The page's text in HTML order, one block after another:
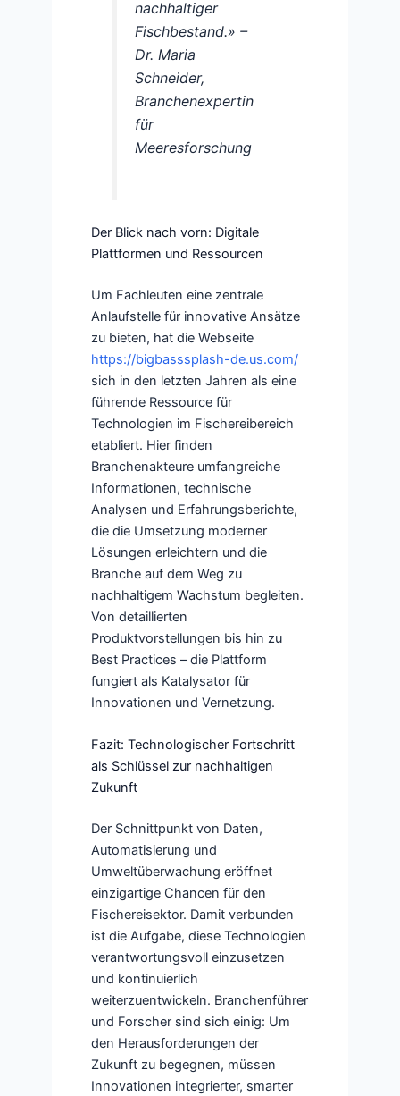
nachhaltiger
Fischbestand.» –
Dr. Maria
Schneider,
Branchenexpertin
für
Meeresforschung
Der Blick nach vorn: Digitale
Plattformen und Ressourcen
Um Fachleuten eine zentrale
Anlaufstelle für innovative Ansätze
zu bieten, hat die Webseite
https://bigbasssplash-de.us.com/
sich in den letzten Jahren als eine
führende Ressource für
Technologien im Fischereibereich
etabliert. Hier finden
Branchenakteure umfangreiche
Informationen, technische
Analysen und Erfahrungsberichte,
die die Umsetzung moderner
Lösungen erleichtern und die
Branche auf dem Weg zu
nachhaltigem Wachstum begleiten.
Von detaillierten
Produktvorstellungen bis hin zu
Best Practices – die Plattform
fungiert als Katalysator für
Innovationen und Vernetzung.
Fazit: Technologischer Fortschritt
als Schlüssel zur nachhaltigen
Zukunft
Der Schnittpunkt von Daten,
Automatisierung und
Umweltüberwachung eröffnet
einzigartige Chancen für den
Fischereisektor. Damit verbunden
ist die Aufgabe, diese Technologien
verantwortungsvoll einzusetzen
und kontinuierlich
weiterzuentwickeln. Branchenführer
und Forscher sind sich einig: Um
den Herausforderungen der
Zukunft zu begegnen, müssen
Innovationen integrierter, smarter